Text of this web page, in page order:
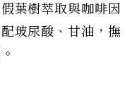
葉樹萃取與咖啡因
玻尿酸、甘油，撫